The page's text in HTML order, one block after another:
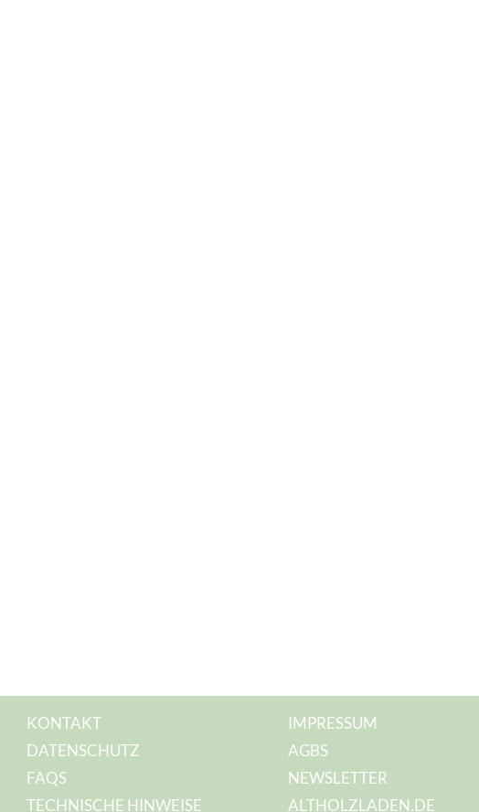
KONTAKT
DATENSCHUTZ
FAQS
TECHNISCHE HINWEISE
IMPRESSUM
AGBS
NEWSLETTER
ALTHOLZLADEN.DE